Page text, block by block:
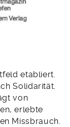
etabliert.
Solidarität.
von
erlebte
Missbrauch.